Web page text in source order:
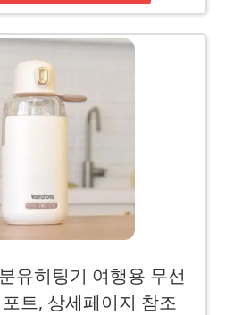
유히팅기 여행용 무선
트, 상세페이지 참조